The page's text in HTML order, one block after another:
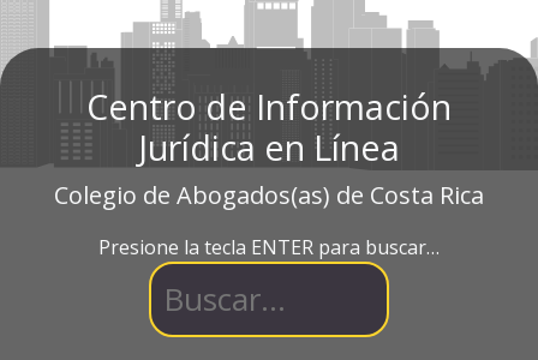
Centro de Información
Jurídica en Línea
Colegio de Abogados(as) de Costa Rica
Presione la tecla ENTER para buscar…